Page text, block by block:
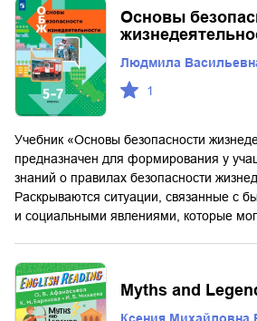
Основы
Людмила
1
Учебник «Основы безопасности
предназначен для формирования у
знаний о правилах безопасности
Раскрываются ситуации, связанные с
и социальными явлениями, которые
Myths and